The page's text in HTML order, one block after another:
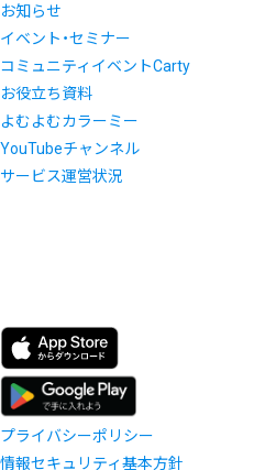
お知らせ
イベント・セミナー
コミュニティイベントCarty
お役立ち資料
よむよむカラーミー
YouTubeチャンネル
サービス運営状況
プライバシーポリシー
情報セキュリティ基本方針